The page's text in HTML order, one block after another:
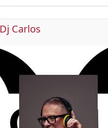
Actuellement, Dj
Il est également
"SALSAPELPA
Dj Carlos poursuit
Mixacademy
évènements et
Carlos